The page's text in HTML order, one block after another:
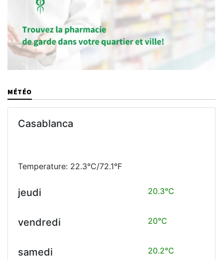
MÉTÉO
Casablanca
Temperature: 22.3°C/72.1°F
jeudi 20.3°C
vendredi 20°C
samedi 20.2°C